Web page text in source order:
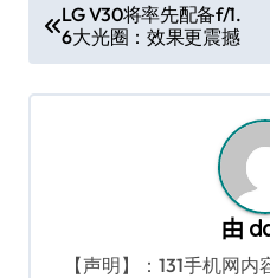
章
导
LG V30将率先配备f/1.
6大光圈：效果更震撼
由
【声明】：131手机网